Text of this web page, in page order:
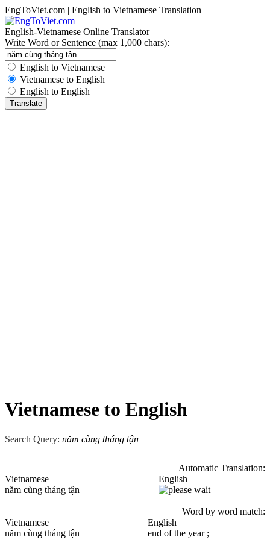
EngToViet.com | English to Vietnamese Translation
English-Vietnamese Online Translator
Write Word or Sentence (max 1,000 chars):
English to Vietnamese
Vietnamese to English
English to English
Vietnamese to English
Search Query: năm cùng tháng tận
Automatic Translation:
Vietnamese
English
năm cùng tháng tận
Word by word match:
Vietnamese
English
năm cùng tháng tận
end of the year ;